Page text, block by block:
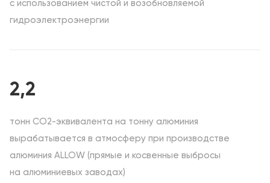
с использованием чистой и возобновляемой
гидроэлектроэнергии
2,2
тонн CO2-эквивалента на тонну алюминия
вырабатывается в атмосферу при производстве
алюминия ALLOW (прямые и косвенные выбросы
на алюминиевых заводах)